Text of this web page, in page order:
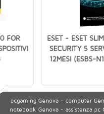
FOR
ESET - ESET
SECURITY 5
12MESI (ESBS-
pcgaming Genova - computer
notebook Genova - assistenza